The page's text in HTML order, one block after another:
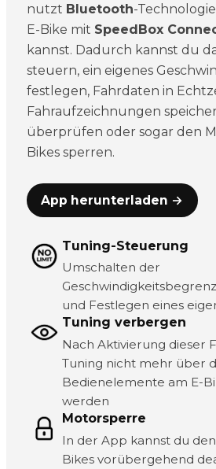
nutzt Bluetooth-
E-Bike mit SpeedBox
kannst. Dadurch kannst du
steuern, ein eigenes
festlegen, Fahrdaten in
Fahraufzeichnungen
überprüfen oder sogar den
Bikes sperren.
App herunterladen →
Tuning-Steuerung
Umschalten der
und Festlegen eines
Tuning verbergen
Nach Aktivierung dieser
Tuning nicht mehr über
Bedienelemente am E-
werden
Motorsperre
In der App kannst du
Bikes vorübergehend